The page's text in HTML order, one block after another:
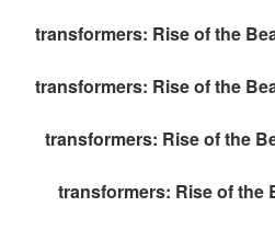
transformers: Rise of the
transformers: Rise of the
transformers: Rise of the
transformers: Rise of the